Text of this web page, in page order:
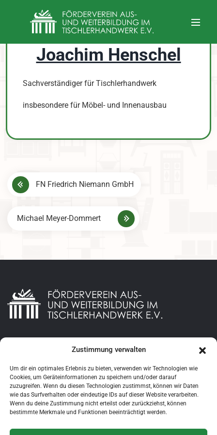
Zustimmung verwalten
Um dir ein optimales Erlebnis zu bieten, verwenden wir Technologien wie
Cookies, um Geräteinformationen zu speichern und/oder darauf
zuzugreifen. Wenn du diesen Technologien zustimmst, können wir Daten
wie das Surfverhalten oder eindeutige IDs auf dieser Website verarbeiten.
Wenn du deine Zustimmung nicht erteilst oder zurückziehst, können
bestimmte Merkmale und Funktionen beeinträchtigt werden.
Joachim Henschel
Sachverständiger für Tischlerhandwerk
insbesondere für Möbel- und Innenausbau
e
a
s
n
a
i
g
a
t
FN Friedrich Niemann GmbH
Michael Meyer-Dommert
Datenschutzerklaerung
Impressum
Login